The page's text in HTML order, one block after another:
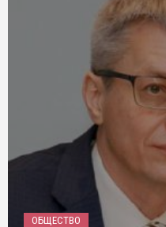
ОБЩЕСТВО